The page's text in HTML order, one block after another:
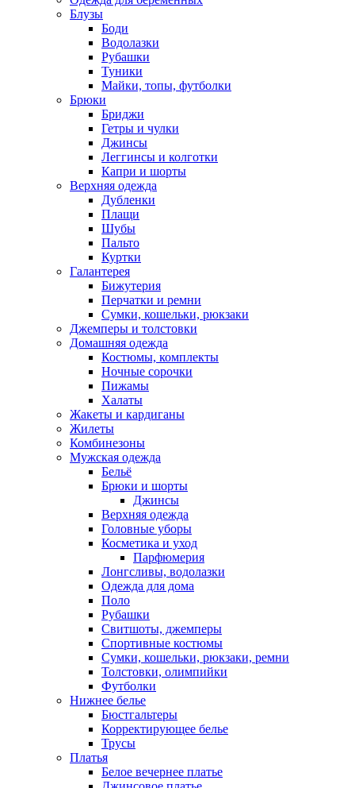
Блузы
Боди
Водолазки
Рубашки
Туники
Майки, топы, футболки
Брюки
Бриджи
Гетры и чулки
Джинсы
Леггинсы и колготки
Капри и шорты
Верхняя одежда
Дубленки
Плащи
Шубы
Пальто
Куртки
Галантерея
Бижутерия
Перчатки и ремни
Сумки, кошельки, рюкзаки
Джемперы и толстовки
Домашняя одежда
Костюмы, комплекты
Ночные сорочки
Пижамы
Халаты
Жакеты и кардиганы
Жилеты
Комбинезоны
Мужская одежда
Бельё
Брюки и шорты
Джинсы
Верхняя одежда
Головные уборы
Косметика и уход
Парфюмерия
Лонгсливы, водолазки
Одежда для дома
Поло
Рубашки
Свитшоты, джемперы
Спортивные костюмы
Сумки, кошельки, рюкзаки, ремни
Толстовки, олимпийки
Футболки
Нижнее белье
Бюстгальтеры
Корректирующее белье
Трусы
Платья
Белое вечернее платье